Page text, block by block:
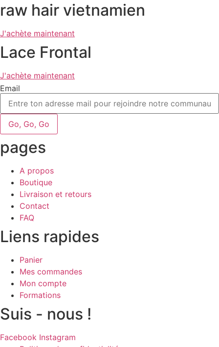
raw hair vietnamien
J'achète maintenant
Lace Frontal
J'achète maintenant
Email
Go, Go, Go
pages
A propos
Boutique
Livraison et retours
Contact
FAQ
Liens rapides
Panier
Mes commandes
Mon compte
Formations
Suis - nous !
Facebook Instagram